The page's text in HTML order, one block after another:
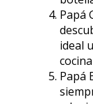
Papá
ideal
Papá